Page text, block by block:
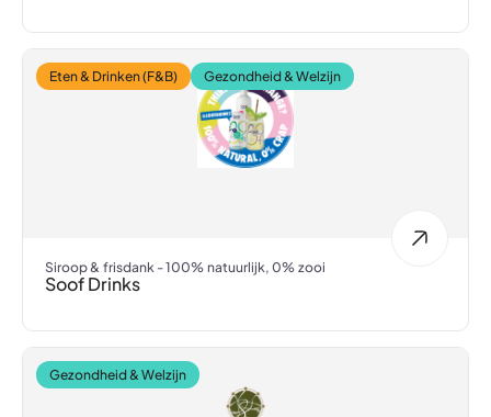
Eten & Drinken (F&B) Gezondheid & Welzijn
Siroop & frisdank - 100% natuurlijk, 0% zooi
Soof Drinks
Gezondheid & Welzijn